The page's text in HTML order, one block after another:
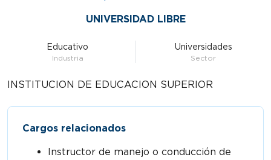
UNIVERSIDAD LIBRE
Educativo
Industria
Universidades
Sector
INSTITUCION DE EDUCACION SUPERIOR
Cargos relacionados
Instructor de manejo o conducción de